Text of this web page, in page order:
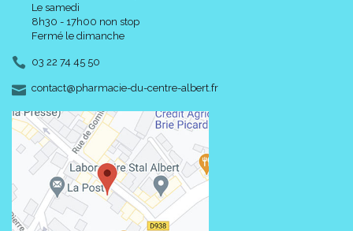
Le samedi
8h30 - 17h00 non stop
Fermé le dimanche
03 22 74 45 50
contact-
@-
pharmacie-du-centre-albert.fr